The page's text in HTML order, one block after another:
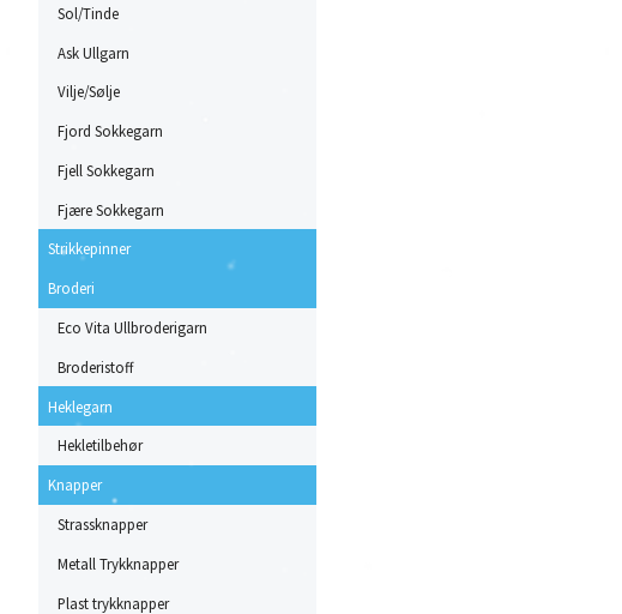
Sol/Tinde
Ask Ullgarn
Vilje/Sølje
Fjord Sokkegarn
Fjell Sokkegarn
Fjære Sokkegarn
Strikkepinner
Broderi
Eco Vita Ullbroderigarn
Broderistoff
Heklegarn
Hekletilbehør
Knapper
Strassknapper
Metall Trykknapper
Plast trykknapper